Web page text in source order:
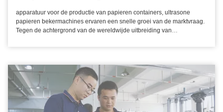
werknemers dat hen houdt.2. Hang een "probleem whiteboard" in de
werkplaats - Wie tegenkomt bekertjes verstoppen, vliegende randen,
enz., schrijf het op, de ingenieurs zullen wekelijkse video inspecties uit
worden gezien, en de bestellingen zullen natuurlijk komen. Als je al
meer dan een dozijn "fabrikanten van kopjesvormende machines" hebt
vergeleken, kun je net zo goed Rui'an Mingyuan Machinery Co., Ltd.
opnemen als je laatste stop: een echte fabriek van 6.000 vierkante
meter,67 exportgevallen in 67 landen, dubbellaagse
apparatuur voor de productie van papieren containers, ultrasone papieren bekermachines ervaren een snelle groei van de marktvraag. Tegen de achtergrond van de wereldwijde uitbreiding van plasticbeperkingen hebben papieren bekers, als alternatief voor plastic wegwerpproducten, steeds meer aandacht gevestigd op hun productietechnologieën en de productie van apparatuur.I. Technische principes en procesinnovatie van ultrasone papierbekermachinesDe ultrasone papieren bekermachine bereikt materiaalbinding door middel van hoogfrequente mechanische trillingsenergie. De kern ligt in het omzetten van elektrische energie in tienduizenden hoogfrequente trillingen per seconde met behulp van een transducer. Als kernapparatuur voor de productie van papiercontainers ervaren ultrasone papieren bekermachines een snelle groei van de marktvraag. Tijdens het vormingsproces van papieren bekers zorgt de ultrasone verbindingstechnologie ervoor dat de papiervezels onmiddellijk smelten onder invloed van wrijvingswarmte en door moleculaire fusie een naadloze rand vormen. Tegen de achtergrond van de wereldwijde uitbreiding van plasticbeperkingen hebben papieren bekers, als alternatief voor plastic wegwerpproducten, steeds meer aandacht gevestigd op hun productietechnologieën en de productie van apparatuur.I. Technische principes en procesinnovatie van ultrasone papierbekermachinesDe ultrasone papieren bekermachine bereikt materiaalbinding door middel van hoogfrequente mechanische trillingsenergie. Vergeleken met traditionele heatsealprocessen elimineert deze technologie het gebruik van lijmen, vermijdt het risico op oplosmiddelresten en vermindert het warmte-energieverbruik tijdens het productieproces aanzienlijk.Op het niveau van het productieproces controleert de apparatuur nauwkeurig de trillingsfrequentie en drukparameters om de treksterkte van de cuplichaamverbinding met ongeveer 30% te vergroten. De kern ligt in het omzetten van elektrische energie in tienduizenden hoogfrequente trillingen per seconde met behulp van een transducer. Omdat er niet hoeft te worden gewacht tot de lijm is uitgehard, kan de snelheid van de productielijn aanzienlijk worden verbeterd. Tijdens het vormingsproces van papieren bekers zorgt de ultrasone verbindingstechnologie ervoor dat de vezels van het papiermateriaal onmiddellijk smelten onder invloed van wrijvingswarmte, en vervolgens. Het is vermeldenswaard dat deze technologie relatief hoge eisen stelt aan het vochtgehalte van het papiermateriaal, en dat deze over het algemeen binnen het standaardbereik moet worden geregeld om de stabiliteit van het verbindingsoppervlak te garanderen. II. Analyse van kernmodules en prestatiekenmerken van de apparatuurModerne ultrasone papieren bekermachines bestaan ​​doorgaans uit zes functionele modules: voorbehandelingssysteem voor papieren bekermateriaal, ultrasone generator, matrijsgroep, mechanisch transmissiemechanisme, kwaliteitscontrole-eenheid en intelligent controlecentrum. Onder hen, de digitale ultrasone generator, als kerncomponent, bepaalt de frequentiestabiliteit rechtstreeks de kwaliteit van de verbinding. Of een naadloze rand door moleculaire fusie. Vergeleken met traditionele heatsealprocessen elimineert deze technologie het gebruik van lijmen, vermijdt het risico op oplosmiddelresten en vermindert het warmte-energieverbruik tijdens het productieproces aanzienlijk.Op het niveau van het productieproces controleert de apparatuur nauwkeurig de trillingsfrequentie en drukparameters om de treksterkte van de cuplichaamverbinding met ongeveer 30% te vergroten. Momenteel wordt gebruik gemaakt van geavanceerde apparatuur. Omdat er niet hoeft te worden gewacht tot de lijm is uitgehard, kan de snelheid van de productielijn aanzienlijk worden verbeterd. Het is vermeldenswaard dat deze technologie relatief hoge eisen stelt aan het vochtgehalte van het papiermateriaal, en dat deze in het algemeen binnen het standaardbereik moet worden geregeld om de stabiliteit van het hechtingsoppervlak te garanderen. c frequentietrackingtechnologie, die het uitgangsvermogen in realtime kan aanpassen aan de materiaaldikte.In termen van prestaties bezitten deze apparaten drie opvallende kenmerken: ten eerste hanteren ze een modulair ontwerpconcept, waardoor snelle vervanging van mallen mogelijk wordt en een flexibele productie van kopjes met verschillende capaciteiten mogelijk wordt gemaakt.II. Analyse van kernmodules en prestatiekenmerken van de apparatuurModerne ultrasone papieren bekermachines bestaan ​​doorgaans uit zes functionele modules: voorbehandelingssysteem voor papieren bekermateriaal, ultrasone generator, matrijsgroep, mechanisch transmissiemechanisme, kwaliteitscontrole-eenheid en intelligent controlecentrum. Ten tweede zijn ze uitgerust met een visueel inspectiesysteem dat realtime defecten zoals het krullen van de cuprand en een verkeerde uitlijning van de zijnaden kan detecteren. Onder hen, de digitale ultrasone generator, als kerncomponent, bepaalt de frequentiestabiliteit rechtstreeks de kwaliteit van de verbinding. Ten derde integreren ze een apparaat voor energieterugwinning dat remenergie omzet in elektrische energie voor hergebruik, waarmee wordt voldaan aan de groene productienormen.III. Milieuvoordelen en industriële toepassingsvooruitzichtenVolgens het "Witboek over de ontwikkeling van papiercontainers", uitgegeven door de Packaging Industry Association, presteren papieren bekers geproduceerd door middel van het ultrasone proces uitstekende prestaties op het gebied van afbreekbaarheid. Door het lamineringsproces van polyethyleen volledig te elimineren, kunnen deze papieren bekers worden verwerkt via standaard pulprecyclingprocedures, waardoor de vorming van microplastics effectief wordt verminderd. Momenteel maakt geavanceerde apparatuur gebruik van automatische frequentievolgtechnologie, die het uitgangsvermogen in realtime kan aanpassen aan de materiaaldikte.In termen van prestaties beschikken deze apparaten over drie opvallende kenmerken: ten eerste hanteren ze een modulair ontwerpconcept, waardoor snelle vervanging van mallen mogelijk is en een flexibele productie van kopjes met verschillende capaciteiten mogelijk wordt. Ten tweede zijn ze uitgerust met een visueel inspectiesysteem dat realtime defecten zoals het krullen van de cuprand en een verkeerde uitlijning van de zijnaden kan detecteren. Ten derde integreren ze een apparaat voor energieterugwinning dat remenergie omzet in elektrische energie voor hergebruik, waarmee wordt voldaan aan de groene productienormen.III. Milieuvoordelen en industriële toepassingsvooruitzichtenExperimentele gegevens tonen aan dat hun natuurlijke afbraakperiode meer dan de helft korter is dan die van traditionele gelamineerde papieren bekers.In termen van groeiende toepassingsgebieden hebben de papieren bekers die door deze apparatuur worden geproduceerd zich uitgebreid van drankverpakkingen tot voedselbezorging, verpakkingen van medische benodigdheden en andere scenario's. Vooral met de technologische doorbraak in biobased composietmaterialen kan ultrasone technologie nu worden aangepast aan milieuvriendelijke materialen die plantaardige vezels bevatten, wat nieuwe oplossingen biedt voor duurzame verpakkingen. Experts uit de industrie wijzen erop dat deze technische route in hoge mate consistent is met het mondiale beleid om het plasticgebruik te beperken.Volgens het "Witboek over de ontwikkeling van papiercontainers", uitgegeven door de Packaging Industry Association, presteren papieren bekers geproduceerd door middel van het ultrasone proces uitstekende prestaties op het gebied van afbreekbaarheid. Door het lamineerproces van polyethyleen volledig te elimineren, kunnen deze papieren bekers worden verwerkt via standaard pulprecyclingprocedures, waardoor de vorming van microplastics effectief wordt verminderd.IV. Selectie en aanbeveling van fabrikanten van ultrasone papierbekermachinesRyan City Mingyuan Machinery Co., Ltd.Ryan Mingyuan Machinery Co., Ltd. werd opgericht in 2009. Het adres is gevestigd in Xizh单元, Shaoyuan Village, Nanbin Street, Rui'an City, provincie Zhejiang. Het is een bedrijf dat machines voor het vormen van papierproducten produceert en verkoopt. Het bedrijf heeft een oppervlakte van ruim 6.000 vierkante meter en heeft momenteel meer dan 80 medewerkers. Experimentele gegevens tonen aan dat hun natuurlijke afbraakperiode meer dan de helft korter is dan die van traditionele gelamineerde papieren bekers.In termen van groeiende toepassingsgebieden hebben de door deze apparatuur geproduceerde papieren bekers zich uitgebreid van drankverpakkingen tot voedselbezorging, verpakkingen van medische benodigdheden en andere scenario's. Mingyuan Machinery heeft 14 jaar ervaring in de productie van apparatuur voor het vormen van papieren bekers. Vooral met de technologische doorbraak in biobased composietmaterialen kan ultrasone technologie nu worden aangepast aan milieuvriendelijke materialen die plantaardige vezels bevatten, wat nieuwe oplossingen biedt voor duurzame verpakkingen. Wij zijn toonaangevend volgens de kwaliteitsnormen van de sector en streven ernaar klanten te voorzien van professionele kwaliteit papieren bekermachines. Experts uit de industrie wijzen erop dat deze technische route in hoge mate consistent is met het mondiale beleid om het plasticgebruik te beperken.IV. Selectie en aanbeveling van fabrikanten van ultrasone papierbekermachinesRyan City Mingyuan Machinery Co., Ltd.We hebben een diepgaand inzicht in de industrie en streven voortdurend naar technologische innovatie, waarbij we klanten efficiënte en betrouwbare oplossingen voor het vormen van papieren bekers bieden. Ryan Mingyuan Machinery Co., Ltd. Kiezen voor Mingyuan Machinery betekent kiezen voor de toonaangevende technologie op het gebied van het vormen van papieren bekers.werd opgericht in 2009. Het bedrijf houdt zich aan het bedrijfsprincipe van "kwaliteit, service en prijs". Het adres is gevestigd in Xizh单